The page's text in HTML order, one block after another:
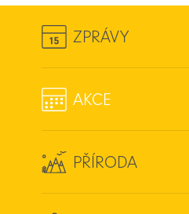
ZPRÁVY
AKCE
PŘÍRODA